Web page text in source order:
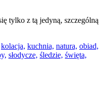
tylko z tą jedyną, szczególną
kolacja, kuchnia, natura, obiad,
słodycze, śledzie, święta,